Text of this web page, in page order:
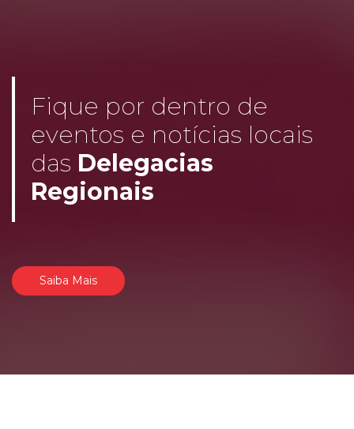
Fique por dentro de
eventos e notícias locais
das Delegacias
Regionais
Saiba Mais